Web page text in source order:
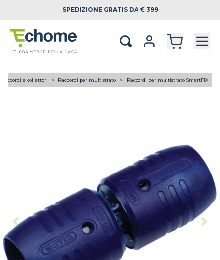
SPEDIZIONE GRATIS DA € 399
Raccordi e collettori Raccordi per multistrato Raccordi per multistrato SmartFIX